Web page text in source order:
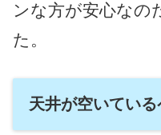
ンな方が安心なの
た。
天井が空いてい